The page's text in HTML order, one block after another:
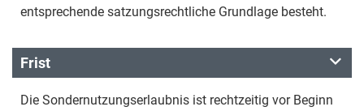
entsprechende satzungsrechtliche Grundlage besteht.
Frist
Die Sondernutzungserlaubnis ist rechtzeitig vor Beginn